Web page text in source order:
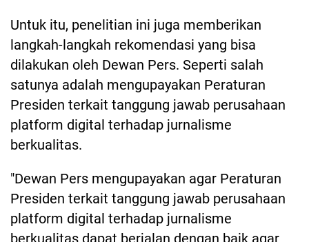
Untuk itu, penelitian ini juga memberikan
langkah-langkah rekomendasi yang bisa
dilakukan oleh Dewan Pers. Seperti salah
satunya adalah mengupayakan Peraturan
Presiden terkait tanggung jawab perusahaan
platform digital terhadap jurnalisme
berkualitas.
"Dewan Pers mengupayakan agar Peraturan
Presiden terkait tanggung jawab perusahaan
platform digital terhadap jurnalisme